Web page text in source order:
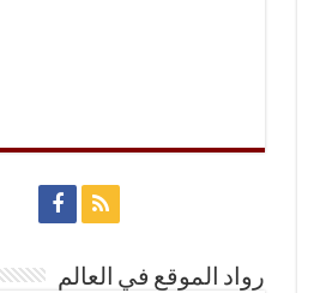
رواد الموقع في العالم